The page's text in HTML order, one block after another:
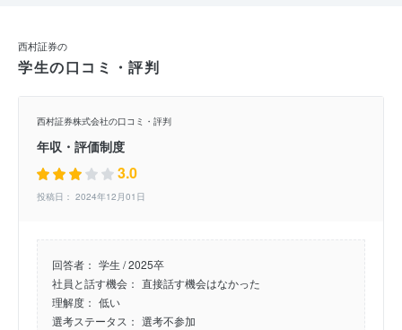
西村証券の
学生の口コミ・評判
西村証券株式会社の口コミ・評判
年収・評価制度
3.0
投稿日： 2024年12月01日
回答者： 学生 / 2025卒
社員と話す機会： 直接話す機会はなかった
理解度： 低い
選考ステータス： 選考不参加